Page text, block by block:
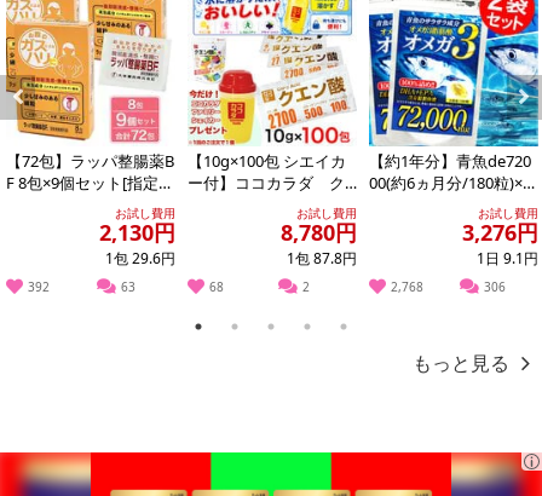
Previous
【72包】ラッパ整腸薬B
F 8包×9個セット[指定医
薬部外品］大幸薬品お試し費用
2,130円
1包 29.6円
392 63
【10g×100包 シエイカ
ー付】ココカラダ ク
エン酸 ※1包中に2700
お試し費用
8,780円
1包 87.8円
68 2
【約1年分】青魚de720
00(約6ヵ月分/180粒)×2
お試し費用
3,276円
1日 9.1円
2,768 306
Next
1 2 3 4 5
もっと見る